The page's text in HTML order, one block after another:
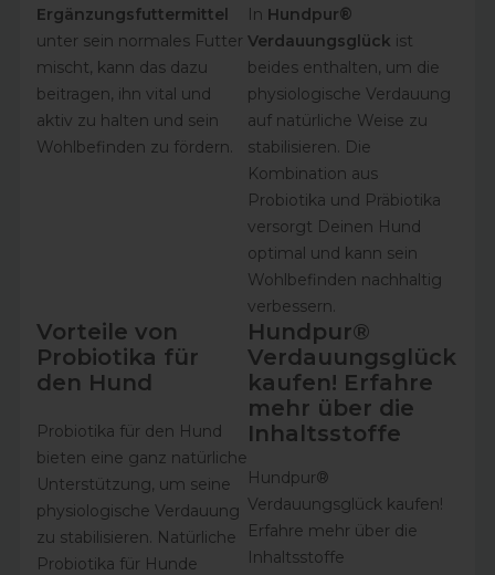
Ergänzungsfuttermittel
unter sein normales Futter
mischt, kann das dazu
beitragen, ihn vital und
aktiv zu halten und sein
Wohlbefinden zu fördern.
In Hundpur®
Verdauungsglück ist
beides enthalten, um die
physiologische Verdauung
auf natürliche Weise zu
stabilisieren. Die
Kombination aus
Probiotika und Präbiotika
versorgt Deinen Hund
optimal und kann sein
Wohlbefinden nachhaltig
verbessern.
Vorteile von
Probiotika für
den Hund
Probiotika für den Hund
bieten eine ganz natürliche
Unterstützung, um seine
physiologische Verdauung
zu stabilisieren. Natürliche
Probiotika für Hunde
Hundpur®
Verdauungsglück
kaufen! Erfahre
mehr über die
Inhaltsstoffe
Hundpur®
Verdauungsglück kaufen!
Erfahre mehr über die
Inhaltsstoffe